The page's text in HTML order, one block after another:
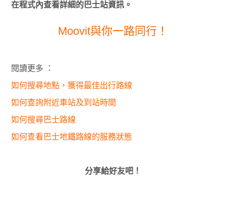
在程式內查看詳細的巴士站資訊。
Moovit與你一路同行！
閱讀更多 ：
如何搜尋地點，獲得最佳出行路線
如何查詢附近車站及到站時間
如何搜尋巴士路線
如何查看巴士地鐵路線的服務狀態
分享給好友吧！